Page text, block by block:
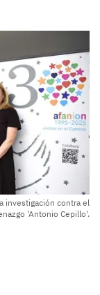
investigación contra el
'Antonio Cepillo'.